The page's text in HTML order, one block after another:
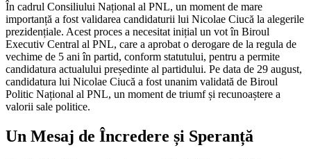
În cadrul Consiliului Național al PNL, un moment de mare
importanță a fost validarea candidaturii lui Nicolae Ciucă la alegerile
prezidențiale. Acest proces a necesitat inițial un vot în Biroul
Executiv Central al PNL, care a aprobat o derogare de la regula de
vechime de 5 ani în partid, conform statutului, pentru a permite
candidatura actualului președinte al partidului. Pe data de 29 august,
candidatura lui Nicolae Ciucă a fost unanim validată de Biroul
Politic Național al PNL, un moment de triumf și recunoaștere a
valorii sale politice.
Un Mesaj de Încredere și Speranță